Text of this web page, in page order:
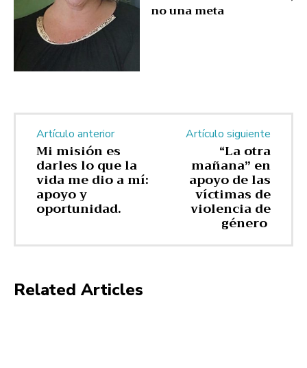
no una meta
Artículo anterior
Mi misión es
darles lo que la
vida me dio a mí:
apoyo y
oportunidad.
Artículo siguiente
“La otra
mañana” en
apoyo de las
víctimas de
violencia de
género
Related Articles